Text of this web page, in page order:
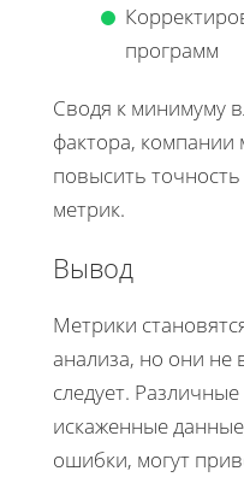
программ
Сводя к минимуму
фактора, компании
повысить
метрик.
Вывод
Метрики
анализа, но они не
следует.
искаженные
ошибки, могут